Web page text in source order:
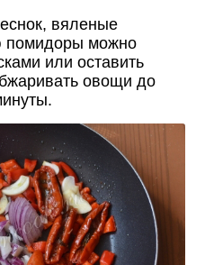
вяленые
помидоры можно
или оставить
овощи до